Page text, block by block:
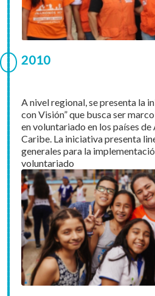
2010
A nivel regional, se presenta la
con Visión” que busca ser
en voluntariado en los países
Caribe. La iniciativa presenta
generales para la
voluntariado